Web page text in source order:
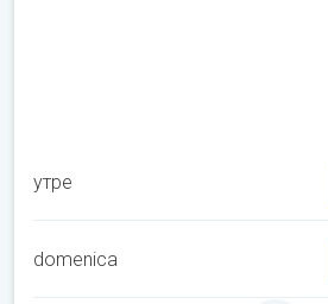
утре
domenica